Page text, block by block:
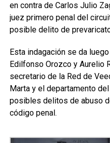
en contra de Carlos Julio
juez primero penal del
posible delito de
Esta indagación se da
Edilfonso Orozco y Aurelio
secretario de la Red de
Marta y el departamento
posibles delitos de abuso
código penal.